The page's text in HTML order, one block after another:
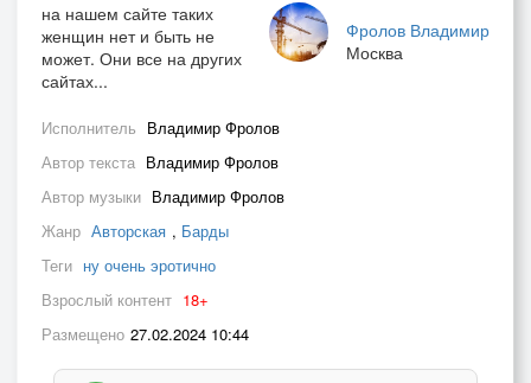
Фролов Владимир
Москва
на нашем сайте таких
женщин нет и быть не
может. Они все на других
сайтах...
Исполнитель Владимир Фролов
Автор текста Владимир Фролов
Автор музыки Владимир Фролов
Жанр Авторская , Барды
Теги ну очень эротично
Взрослый контент 18+
Размещено 27.02.2024 10:44